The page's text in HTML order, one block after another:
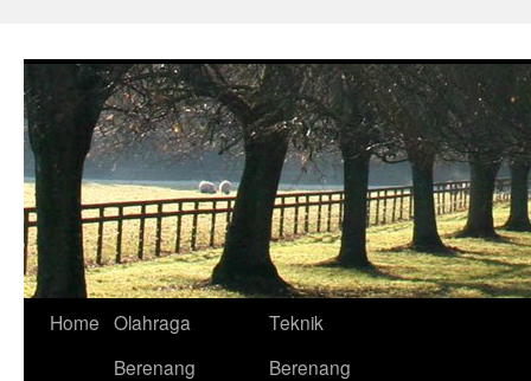
Home Olahraga
Berenang
Teknik
Berenang